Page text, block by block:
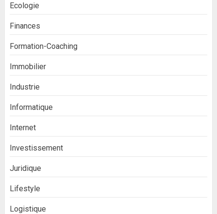
Ecologie
Finances
Formation-Coaching
Immobilier
Industrie
Informatique
Internet
Investissement
Juridique
Lifestyle
Logistique